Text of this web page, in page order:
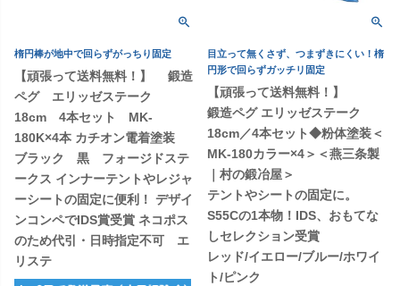
楕円棒が地中で回らずがっちり固定
【頑張って送料無料！】 鍛造
ペグ エリッゼステーク
18cm 4本セット MK-
180K×4本 カチオン電着塗装
ブラック 黒 フォージドステ
ークス インナーテントやレジャ
ーシートの固定に便利！ デザイ
ンコンペでIDS賞受賞 ネコポス
のため代引・日時指定不可 エ
リステ
目立って無くさず、つまずきにくい！楕
円形で回らずガッチリ固定
【頑張って送料無料！】
鍛造ペグ エリッゼステーク
18cm／4本セット◆粉体塗装＜
MK-180カラー×4＞＜燕三条製
｜村の鍛冶屋＞
テントやシートの固定に。
S55Cの1本物！IDS、おもてな
しセレクション受賞
レッド/イエロー/ブルー/ホワイ
ト/ピンク